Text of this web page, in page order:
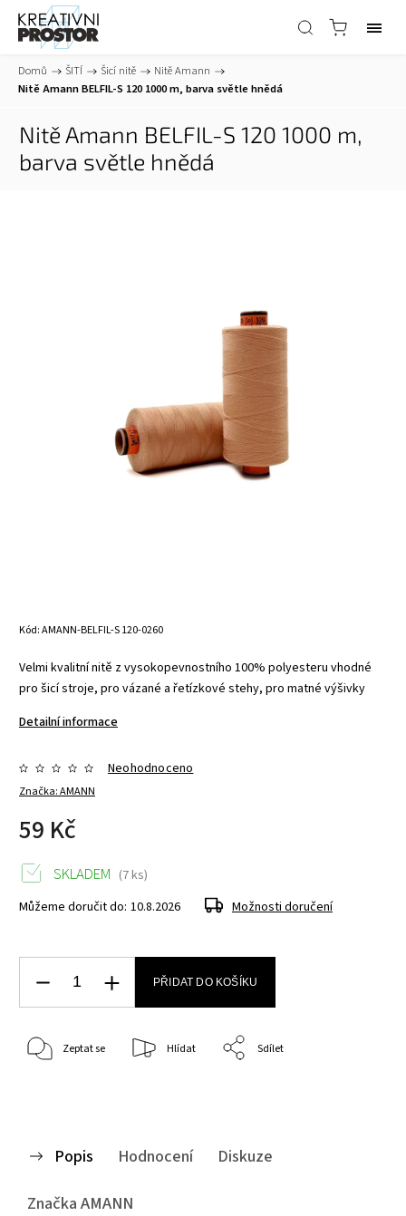
Domů / ŠITÍ / Šicí nitě / Nitě Amann /
Nitě Amann BELFIL-S 120 1000 m, barva světle hnědá
Nitě Amann BELFIL-S 120 1000 m,
barva světle hnědá
Kód:AMANN-BELFIL-S 120-0260
Velmi kvalitní nitě z vysokopevnostního 100% polyesteru vhodné
pro šicí stroje, pro vázané a řetízkové stehy, pro matné výšivky
Detailní informace
Značka:AMANN
Neohodnoceno
59 Kč
SKLADEM (7 ks)
Můžeme doručit do: 10.8.2026 Možnosti doručení
PŘIDAT DO KOŠÍKU
Zeptat se Hlídat Sdílet
Popis Hodnocení
Diskuze
ZnačkaAMANN